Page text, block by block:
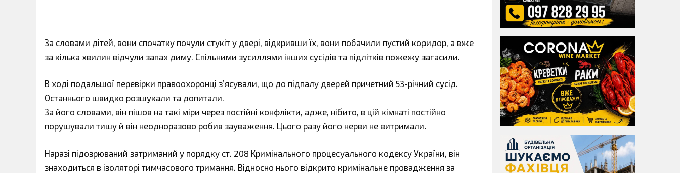
За словами дітей, вони спочатку почули стукіт у двері, відкривши їх, вони побачили пустий коридор, а вже
за кілька хвилин відчули запах диму. Спільними зусиллями інших сусідів та підлітків пожежу загасили.
В ході подальшої перевірки правоохоронці з’ясували, що до підпалу дверей причетний 53-річний сусід.
Останнього швидко розшукали та допитали.
За його словами, він пішов на такі міри через постійні конфлікти, адже, нібито, в цій кімнаті постійно
порушували тишу й він неодноразово робив зауваження. Цього разу його нерви не витримали.
Наразі підозрюваний затриманий у порядку ст. 208 Кримінального процесуального кодексу України, він
знаходиться в ізоляторі тимчасового тримання. Відносно нього відкрито кримінальне провадження за